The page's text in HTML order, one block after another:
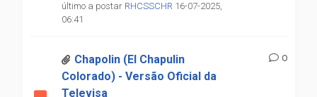
último a postar RHCSSCHR 16-07-2025,
06:41
Chapolin (El Chapulin
Colorado) - Versão Oficial da
Televisa
0